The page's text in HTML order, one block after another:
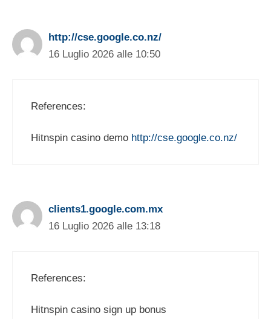
http://cse.google.co.nz/
16 Luglio 2026 alle 10:50
References:
Hitnspin casino demo http://cse.google.co.nz/
clients1.google.com.mx
16 Luglio 2026 alle 13:18
References:
Hitnspin casino sign up bonus